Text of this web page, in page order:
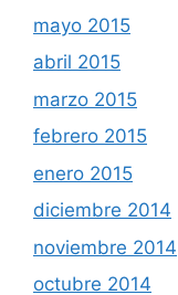
mayo 2015
abril 2015
marzo 2015
febrero 2015
enero 2015
diciembre 2014
noviembre 2014
octubre 2014